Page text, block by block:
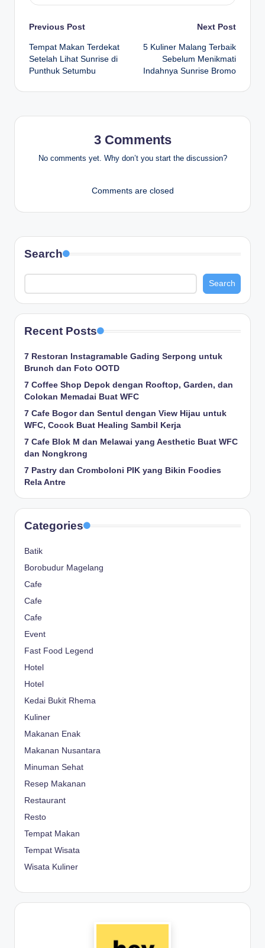
Post
navigation
Previous Post
Tempat Makan Terdekat
Setelah Lihat Sunrise di
Punthuk Setumbu
Next Post
5 Kuliner Malang Terbaik
Sebelum Menikmati
Indahnya Sunrise Bromo
3 Comments
No comments yet. Why don’t you start the discussion?
Comments are closed
Search
Search
Recent Posts
7 Restoran Instagramable Gading Serpong untuk
Brunch dan Foto OOTD
7 Coffee Shop Depok dengan Rooftop, Garden, dan
Colokan Memadai Buat WFC
7 Cafe Bogor dan Sentul dengan View Hijau untuk
WFC, Cocok Buat Healing Sambil Kerja
7 Cafe Blok M dan Melawai yang Aesthetic Buat WFC
dan Nongkrong
7 Pastry dan Cromboloni PIK yang Bikin Foodies
Rela Antre
Categories
Batik
Borobudur Magelang
Cafe
Cafe
Cafe
Event
Fast Food Legend
Hotel
Hotel
Kedai Bukit Rhema
Kuliner
Makanan Enak
Makanan Nusantara
Minuman Sehat
Resep Makanan
Restaurant
Resto
Tempat Makan
Tempat Wisata
Wisata Kuliner